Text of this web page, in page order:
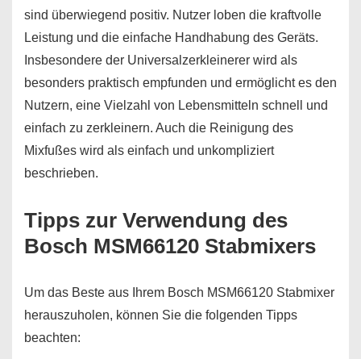
sind überwiegend positiv. Nutzer loben die kraftvolle
Leistung und die einfache Handhabung des Geräts.
Insbesondere der Universalzerkleinerer wird als
besonders praktisch empfunden und ermöglicht es den
Nutzern, eine Vielzahl von Lebensmitteln schnell und
einfach zu zerkleinern. Auch die Reinigung des
Mixfußes wird als einfach und unkompliziert
beschrieben.
Tipps zur Verwendung des
Bosch MSM66120 Stabmixers
Um das Beste aus Ihrem Bosch MSM66120 Stabmixer
herauszuholen, können Sie die folgenden Tipps
beachten: